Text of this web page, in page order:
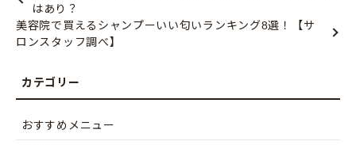
はあり？
美容院で買えるシャンプーいい匂いランキング8選！【サ
ロンスタッフ調べ】
おすすめメニュー